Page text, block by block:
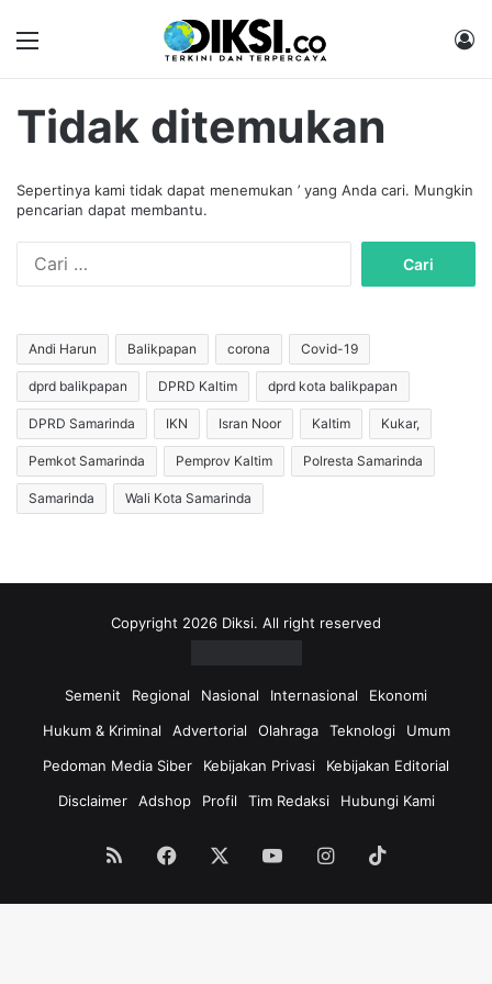
Tidak ditemukan
Sepertinya kami tidak dapat menemukan ’ yang Anda cari. Mungkin
pencarian dapat membantu.
u
n
t
u
k
:
Andi Harun Balikpapan corona Covid-19
dprd balikpapan DPRD Kaltim dprd kota balikpapan
DPRD Samarinda IKN Isran Noor Kaltim Kukar,
Pemkot Samarinda Pemprov Kaltim Polresta Samarinda
Samarinda Wali Kota Samarinda
Copyright 2026 Diksi. All right reserved
Semenit Regional Nasional Internasional
Ekonomi
Hukum & Kriminal
Advertorial Olahraga Teknologi
Umum
Pedoman Media Siber
Kebijakan Privasi
Kebijakan Editorial
Disclaimer
Adshop Profil Tim Redaksi Hubungi Kami
RSS Facebook YouTubeInstagram